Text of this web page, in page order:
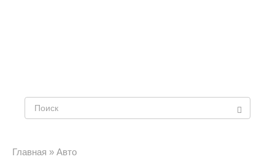
Главная » Авто